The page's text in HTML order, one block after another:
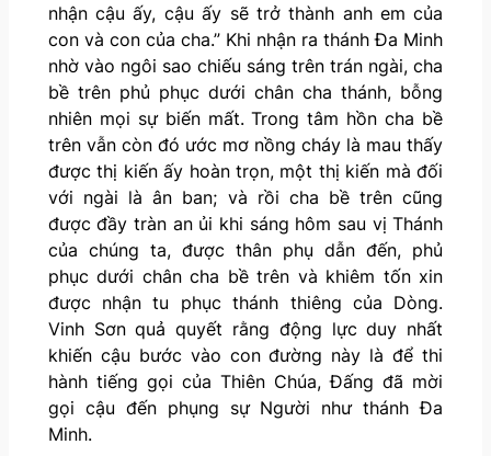
nhận cậu ấy, cậu ấy sẽ trở thành anh em của
con và con của cha.” Khi nhận ra thánh Đa Minh
nhờ vào ngôi sao chiếu sáng trên trán ngài, cha
bề trên phủ phục dưới chân cha thánh, bỗng
nhiên mọi sự biến mất. Trong tâm hồn cha bề
trên vẫn còn đó ước mơ nồng cháy là mau thấy
được thị kiến ấy hoàn trọn, một thị kiến mà đối
với ngài là ân ban; và rồi cha bề trên cũng
được đầy tràn an ủi khi sáng hôm sau vị Thánh
của chúng ta, được thân phụ dẫn đến, phủ
phục dưới chân cha bề trên và khiêm tốn xin
được nhận tu phục thánh thiêng của Dòng.
Vinh Sơn quả quyết rằng động lực duy nhất
khiến cậu bước vào con đường này là để thi
hành tiếng gọi của Thiên Chúa, Đấng đã mời
gọi cậu đến phụng sự Người như thánh Đa
Minh.